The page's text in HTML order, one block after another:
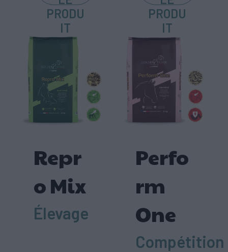
PRODU
IT
PRODU
IT
Repr
o Mix
Élevage
Perfo
rm
One
Compétition